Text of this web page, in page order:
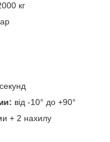
кг
від -10° до +90°
+ 2 нахилу